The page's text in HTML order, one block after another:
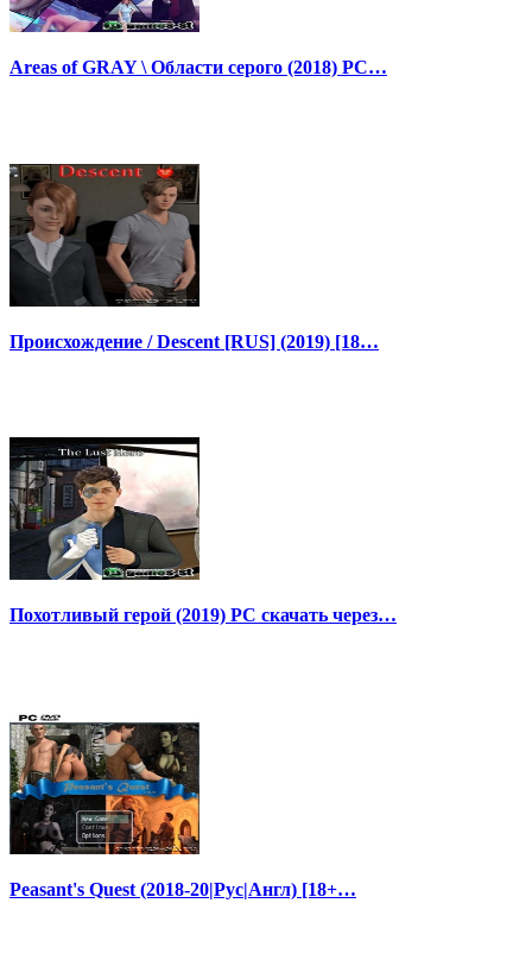
Areas of GRAY \ Области серого (2018) PC…
Происхождение / Descent [RUS] (2019) [18…
Похотливый герой (2019) PC скачать через…
Peasant's Quest (2018-20|Рус|Англ) [18+…